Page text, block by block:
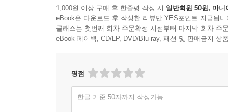
1,000원 이상 구매 후 한줄평 작성 시 일반회원 50원, 마니
eBook은 다운로드 후 작성한 리뷰만 YES포인트 지급됩니
클래스는 첫번째 회차 주문확정 시점부터 마지막 회차 주
eBook 페이백, CD/LP, DVD/Blu-ray, 패션 및 판매금지 상
평점
한글 기준 50자까지 작성가능